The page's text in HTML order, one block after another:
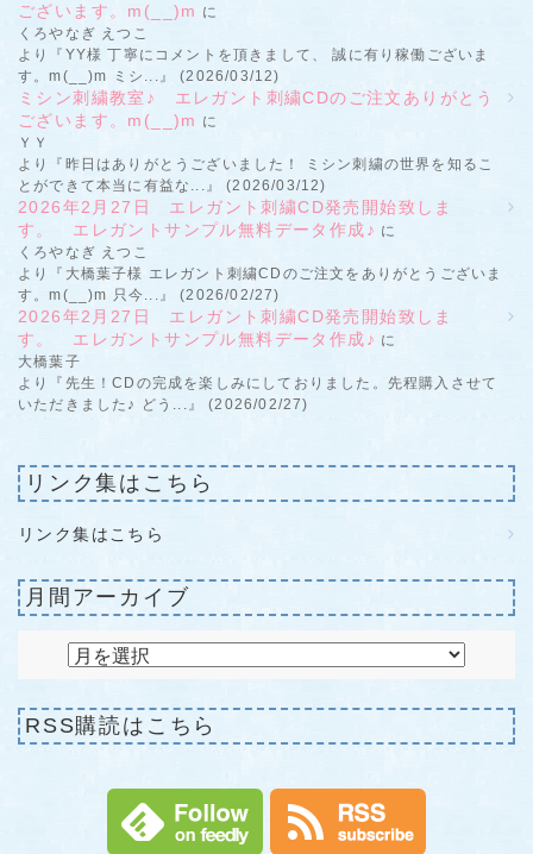
ございます。m(__)m に
くろやなぎ えつこ
より『YY様 丁寧にコメントを頂きまして、 誠に有り稼働ございま
す。m(__)m ミシ...』 (2026/03/12)
ミシン刺繍教室♪ エレガント刺繍CDのご注文ありがとう
ございます。m(__)m に
ＹＹ
より『昨日はありがとうございました！ ミシン刺繍の世界を知るこ
とができて本当に有益な...』 (2026/03/12)
2026年2月27日 エレガント刺繍CD発売開始致しま
す。 エレガントサンプル無料データ作成♪ に
くろやなぎ えつこ
より『大橋葉子様 エレガント刺繍CDのご注文をありがとうございま
す。m(__)m 只今...』 (2026/02/27)
2026年2月27日 エレガント刺繍CD発売開始致しま
す。 エレガントサンプル無料データ作成♪ に
大橋葉子
より『先生！CDの完成を楽しみにしておりました。先程購入させて
いただきました♪ どう...』 (2026/02/27)
リンク集はこちら
リンク集はこちら
月間アーカイブ
RSS購読はこちら